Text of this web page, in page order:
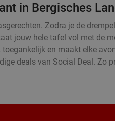
in Bergisches
Zodra je de
jouw hele tafel vol met de
en maakt elke
deals van Social Deal.